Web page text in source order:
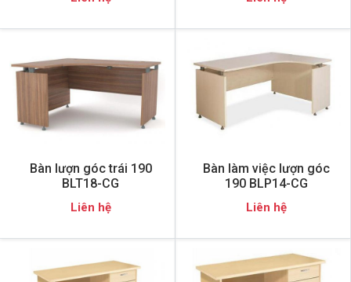
Bàn lượn góc trái 190
BLT18-CG
Liên hệ
Bàn làm việc lượn góc
190 BLP14-CG
Liên hệ